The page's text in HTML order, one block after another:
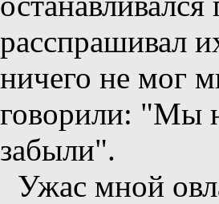
расспрашивал
ничего не мог
говорили: "Мы
забыли".
Ужас мной